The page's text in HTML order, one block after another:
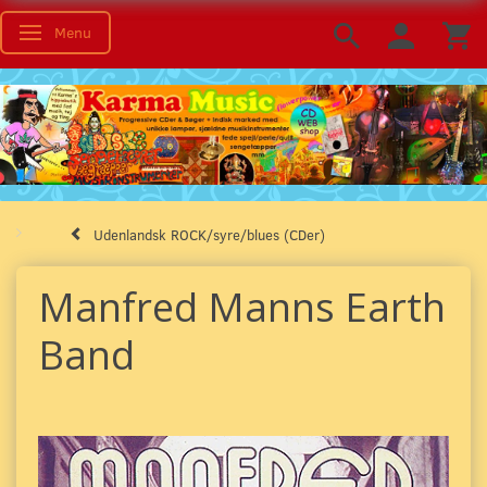
Skifte navigation
Menu
Udenlandsk ROCK/syre/blues (CDer)
Manfred Manns Earth
Band